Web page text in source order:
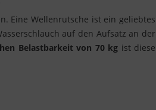
Eine Wellenrutsche ist ein geliebtes
auf den Aufsatz an der
Belastbarkeit von 70 kg ist diese